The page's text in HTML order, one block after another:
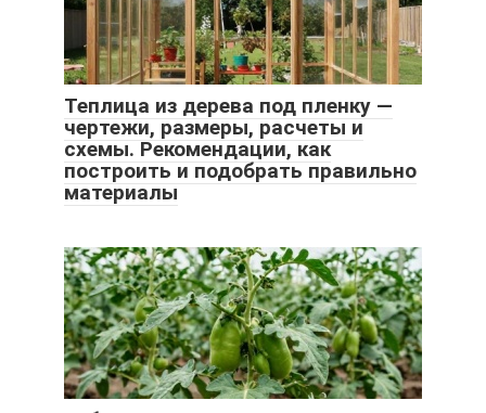
Теплица из дерева под пленку —
чертежи, размеры, расчеты и
схемы. Рекомендации, как
построить и подобрать правильно
материалы